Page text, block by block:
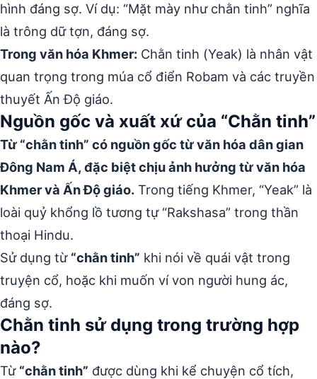
hình đáng sợ. Ví dụ: “Mặt mày như chằn tinh” nghĩa
là trông dữ tợn, đáng sợ.
Trong văn hóa Khmer: Chằn tinh (Yeak) là nhân vật
quan trọng trong múa cổ điển Robam và các truyền
thuyết Ấn Độ giáo.
Nguồn gốc và xuất xứ của “Chằn tinh”
Từ “chằn tinh” có nguồn gốc từ văn hóa dân gian
Đông Nam Á, đặc biệt chịu ảnh hưởng từ văn hóa
Khmer và Ấn Độ giáo. Trong tiếng Khmer, “Yeak” là
loài quỷ khổng lồ tương tự “Rakshasa” trong thần
thoại Hindu.
Sử dụng từ “chằn tinh” khi nói về quái vật trong
truyện cổ, hoặc khi muốn ví von người hung ác,
đáng sợ.
Chằn tinh sử dụng trong trường hợp
nào?
Từ “chằn tinh” được dùng khi kể chuyện cổ tích,